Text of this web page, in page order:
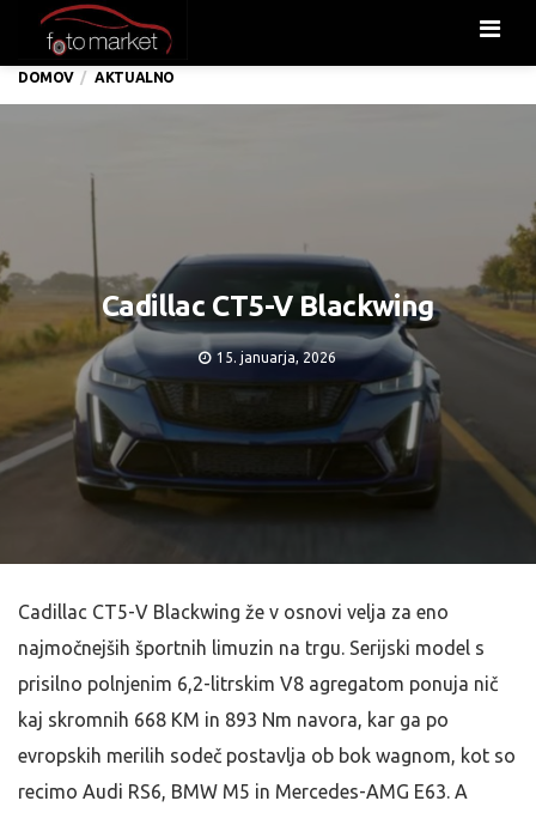
DOMOV AKTUALNO
Cadillac CT5-V Blackwing
15. januarja, 2026
Cadillac CT5-V Blackwing že v osnovi velja za eno
najmočnejših športnih limuzin na trgu. Serijski model s
prisilno polnjenim 6,2-litrskim V8 agregatom ponuja nič
kaj skromnih 668 KM in 893 Nm navora, kar ga po
evropskih merilih sodeč postavlja ob bok wagnom, kot so
recimo Audi RS6, BMW M5 in Mercedes-AMG E63. A